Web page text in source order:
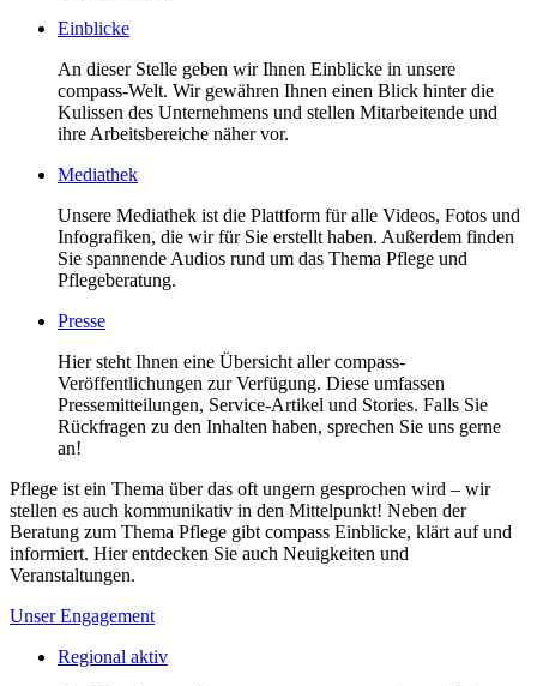
Einblicke
An dieser Stelle geben wir Ihnen Einblicke in unsere
compass-Welt. Wir gewähren Ihnen einen Blick hinter die
Kulissen des Unternehmens und stellen Mitarbeitende und
ihre Arbeitsbereiche näher vor.
Mediathek
Unsere Mediathek ist die Plattform für alle Videos, Fotos und
Infografiken, die wir für Sie erstellt haben. Außerdem finden
Sie spannende Audios rund um das Thema Pflege und
Pflegeberatung.
Presse
Hier steht Ihnen eine Übersicht aller compass-
Veröffentlichungen zur Verfügung. Diese umfassen
Pressemitteilungen, Service-Artikel und Stories. Falls Sie
Rückfragen zu den Inhalten haben, sprechen Sie uns gerne
an!
Pflege ist ein Thema über das oft ungern gesprochen wird – wir
stellen es auch kommunikativ in den Mittelpunkt! Neben der
Beratung zum Thema Pflege gibt compass Einblicke, klärt auf und
informiert. Hier entdecken Sie auch Neuigkeiten und
Veranstaltungen.
Unser Engagement
Regional aktiv